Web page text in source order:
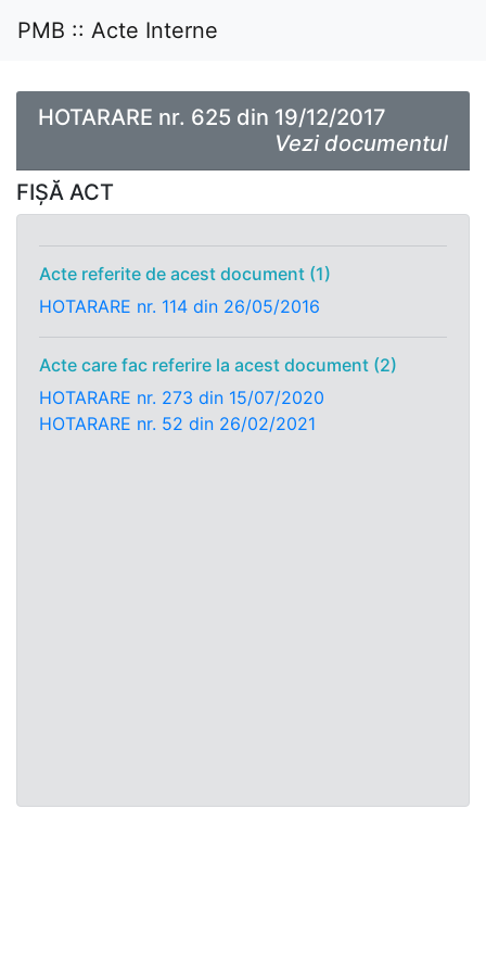
PMB :: Acte Interne
HOTARARE nr. 625 din 19/12/2017
Vezi documentul
FIȘĂ ACT
Acte referite de acest document (1)
HOTARARE nr. 114 din 26/05/2016
Acte care fac referire la acest document (2)
HOTARARE nr. 273 din 15/07/2020
HOTARARE nr. 52 din 26/02/2021